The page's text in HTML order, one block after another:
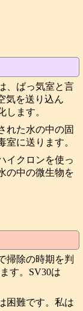
、ばっ気室と言
気を送り込ん
ます。
れた水の中の固
に送ります。
イクロンを使っ
の中の微生物を
掃除の時期を判
す。SV30は
困難です。私は